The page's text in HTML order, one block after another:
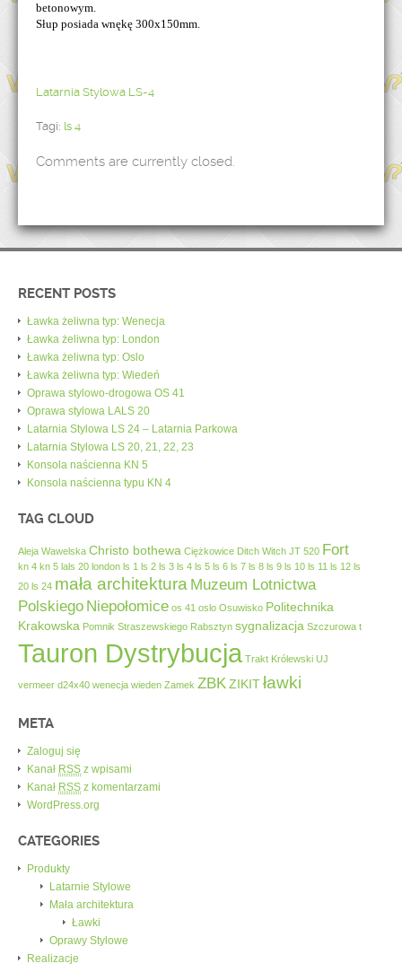
betonowym.
Słup posiada wnękę 300x150mm.
Latarnia Stylowa LS-4
Tagi: ls 4
Comments are currently closed.
RECENT POSTS
Ławka żeliwna typ: Wenecja
Ławka żeliwna typ: London
Ławka żeliwna typ: Oslo
Ławka żeliwna typ: Wiedeń
Oprawa stylowo-drogowa OS 41
Oprawa stylowa LALS 20
Latarnia Stylowa LS 24 – Latarnia Parkowa
Latarnia Stylowa LS 20, 21, 22, 23
Konsola naścienna KN 5
Konsola naścienna typu KN 4
TAG CLOUD
Aleja Wawelska Christo bothewa Ciężkowice Ditch Witch JT 520 Fort
kn 4 kn 5 lals 20 london ls 1 ls 2 ls 3 ls 4 ls 5 ls 6 ls 7 ls 8 ls 9 ls 10 ls 11 ls 12 ls
20 ls 24 mała architektura Muzeum Lotnictwa
Polskiego Niepołomice os 41 oslo Osuwisko Politechnika
Krakowska Pomnik Straszewskiego Rabsztyn sygnalizacja Szczurowa t
Tauron Dystrybucja Trakt Królewski UJ
vermeer d24x40 wenecja wieden Zamek ZBKZIKITławki
META
Zaloguj się
Kanał RSS z wpisami
Kanał RSS z komentarzami
WordPress.org
CATEGORIES
Produkty
Latarnie Stylowe
Mała architektura
Ławki
Oprawy Stylowe
Realizacje